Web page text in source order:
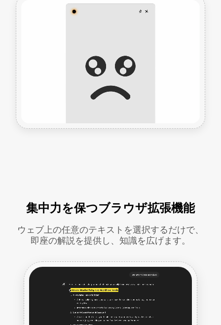
集中力を保つブラウザ拡張機能
ウェブ上の任意のテキストを選択するだけで、
即座の解説を提供し、知識を広げます。